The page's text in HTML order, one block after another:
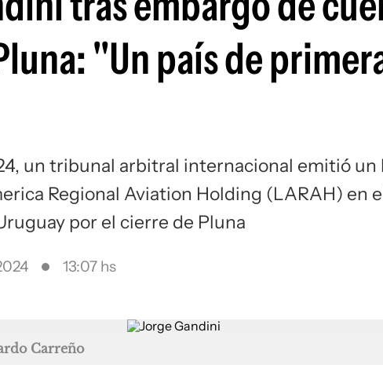
"Un país de
un tribunal arbitral internacional emitió un
Regional Aviation Holding (LARAH) en
por el cierre de Pluna
13:07 hs
Carreño